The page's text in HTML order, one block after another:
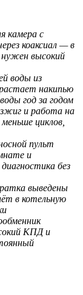
камера с
коаксиал — в
нужен высокий
воды из
накипью
год за годом
и работа на
циклов,
пульт
и
без
выведены
в котельную
КПД и